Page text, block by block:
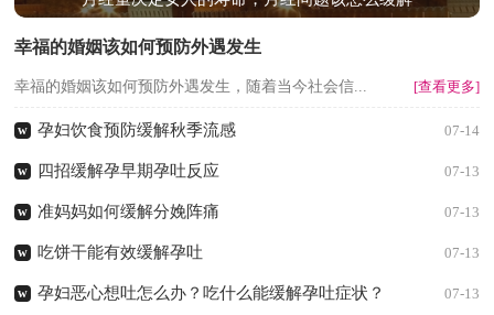
幸福的婚姻该如何预防外遇发生
幸福的婚姻该如何预防外遇发生，随着当今社会信... [查看更多]
w 孕妇饮食预防缓解秋季流感 07-14
w 四招缓解孕早期孕吐反应 07-13
w 准妈妈如何缓解分娩阵痛 07-13
w 吃饼干能有效缓解孕吐 07-13
w 孕妇恶心想吐怎么办？吃什么能缓解孕吐症状？ 07-13